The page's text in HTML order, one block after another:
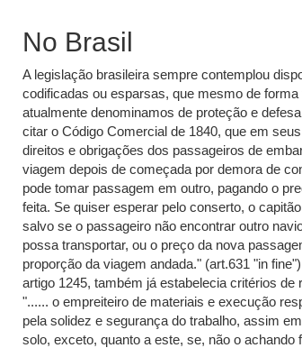
No Brasil
A legislação brasileira sempre contemplou
codificadas ou esparsas, que mesmo de
atualmente denominamos de proteção e
citar o Código Comercial de 1840, que em
direitos e obrigações dos passageiros de
viagem depois de começada por demora de
pode tomar passagem em outro, pagando o
feita. Se quiser esperar pelo conserto, o
salvo se o passageiro não encontrar outro
possa transportar, ou o preço da nova
proporção da viagem andada." (art.631 "in
artigo 1245, também já estabelecia critérios de
"...... o empreiteiro de materiais e execução
pela solidez e segurança do trabalho, assim
solo, exceto, quanto a este, se, não o achando